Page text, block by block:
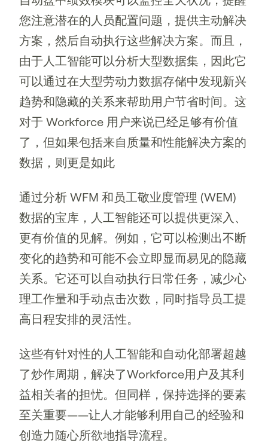
您注意潜在的人员配置问题，提供主动解决
方案，然后自动执行这些解决方案。而且，
由于人工智能可以分析大型数据集，因此它
可以通过在大型劳动力数据存储中发现新兴
趋势和隐藏的关系来帮助用户节省时间。这
对于 Workforce 用户来说已经足够有价值
了，但如果包括来自质量和性能解决方案的
数据，则更是如此
通过分析 WFM 和员工敬业度管理 (WEM)
数据的宝库，人工智能还可以提供更深入、
更有价值的见解。例如，它可以检测出不断
变化的趋势和可能不会立即显而易见的隐藏
关系。它还可以自动执行日常任务，减少心
理工作量和手动点击次数，同时指导员工提
高日程安排的灵活性。
这些有针对性的人工智能和自动化部署超越
了炒作周期，解决了Workforce用户及其利
益相关者的担忧。但同样，保持选择的要素
至关重要——让人才能够利用自己的经验和
创造力随心所欲地指导流程。